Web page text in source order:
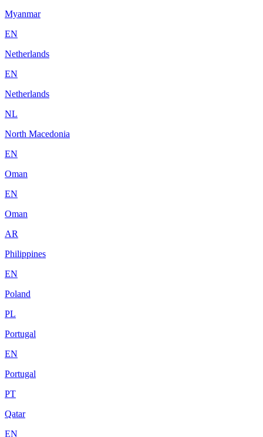
Myanmar
EN
Netherlands
EN
Netherlands
NL
North Macedonia
EN
Oman
EN
Oman
AR
Philippines
EN
Poland
PL
Portugal
EN
Portugal
PT
Qatar
EN